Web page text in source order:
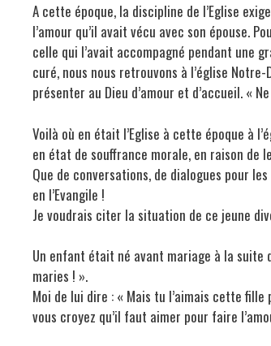
A cette époque, la discipline de l’Eglise
l’amour qu’il avait vécu avec son épouse.
celle qui l’avait accompagné pendant une
curé, nous nous retrouvons à l’église
présenter au Dieu d’amour et d’accueil. «
Voilà où en était l’Eglise à cette époque à
en état de souffrance morale, en raison de
Que de conversations, de dialogues pour
en l’Evangile !
Je voudrais citer la situation de ce jeune
Un enfant était né avant mariage à la suite
maries ! ».
Moi de lui dire : « Mais tu l’aimais cette
vous croyez qu’il faut aimer pour faire